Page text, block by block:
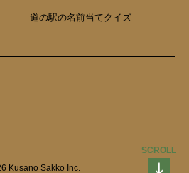
道の駅の名前当てクイズ
Kusano Sakko Inc.
SCROLL